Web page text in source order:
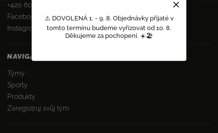
⚠️ DOVOLENÁ 1. - 9. 8. Objednávky přijaté v
tomto termínu budeme vyřizovat od 10. 8.
Děkujeme za pochopení. ☀️🏖️
+420 603 805 551
Facebook
Instagram
NAVIGACE
Týmy
Sporty
Produkty
Zaregistruj svůj tým